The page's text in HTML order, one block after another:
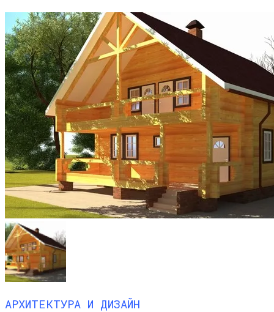
АРХИТЕКТУРА И ДИЗАЙН